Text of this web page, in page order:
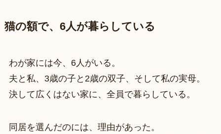
猫の額で、6人が暮らしている
わが家には今、6人がいる。
夫と私、3歳の子と2歳の双子、そして私の実母。
決して広くはない家に、全員で暮らしている。
同居を選んだのには、理由があった。